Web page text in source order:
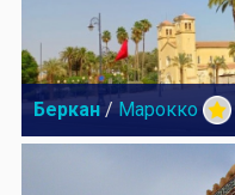
Беркан / Марокко